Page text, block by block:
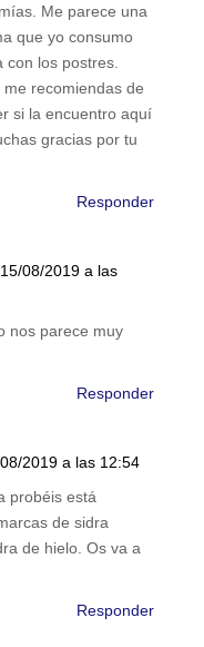
Me parece una
que yo consumo
con los postres.
recomiendas de
si la encuentro aquí
gracias por tu
Responder
08/2019 a las
nos parece muy
Responder
2019 a las 12:54
probéis está
de sidra
de hielo. Os va a
Responder